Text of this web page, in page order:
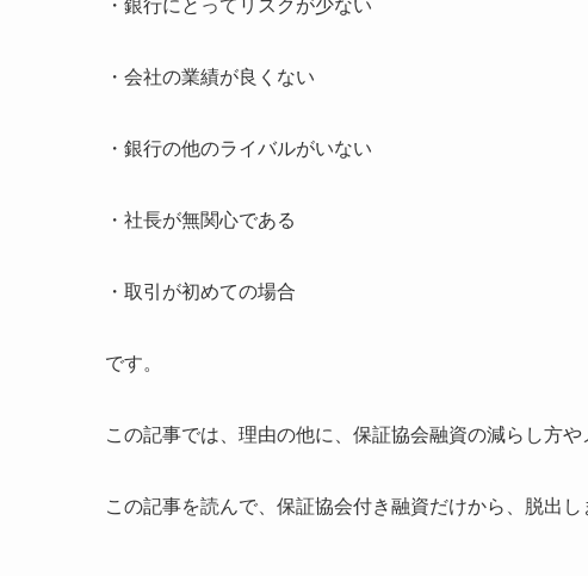
・銀行にとってリスクが少ない
・会社の業績が良くない
・銀行の他のライバルがいない
・社長が無関心である
・取引が初めての場合
です。
この記事では、理由の他に、保証協会融資の減らし方や
この記事を読んで、保証協会付き融資だけから、脱出し